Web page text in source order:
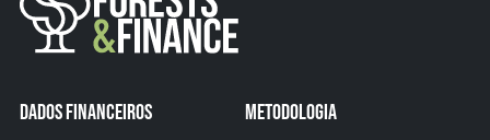
DADOS FINANCEIROS
METODOLOGIA